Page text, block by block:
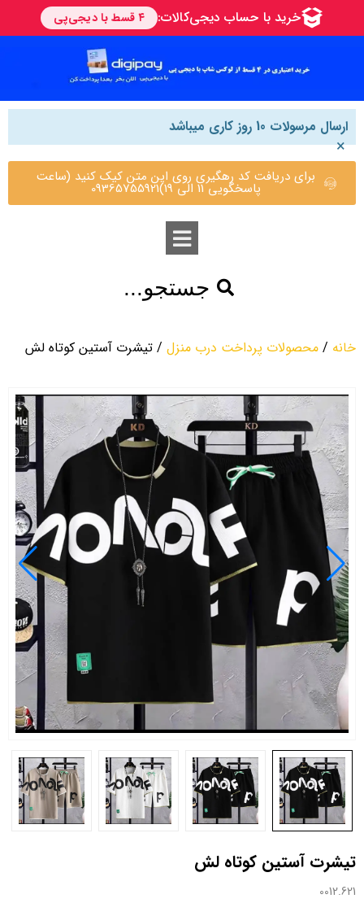
ارسال مرسولات 10 روز کاری میباشد
×
برای دریافت کد رهگیری روی این متن کیک کنید (ساعت
پاسخگویی 11 الی 19)09365755921
جستجو...
خانه / محصولات پرداخت درب منزل / تیشرت آستین کوتاه لش
تیشرت آستین کوتاه لش
0012.621